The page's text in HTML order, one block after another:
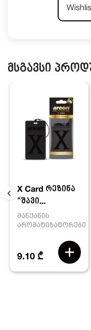
მსგავსი
X Card რეზინა
“შავი...
მანქანის
არომატიზატორები
9.10 ₾